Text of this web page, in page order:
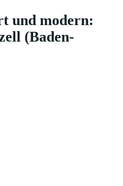
und modern:
(Baden-